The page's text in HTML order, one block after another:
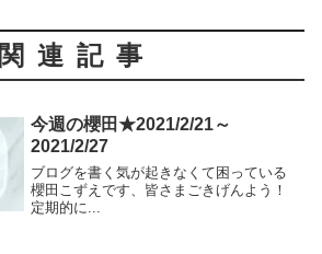
関連記事
今週の櫻田★2021/2/21～
2021/2/27
ブログを書く気が起きなくて困っている
櫻田こずえです、皆さまごきげんよう！
定期的に...